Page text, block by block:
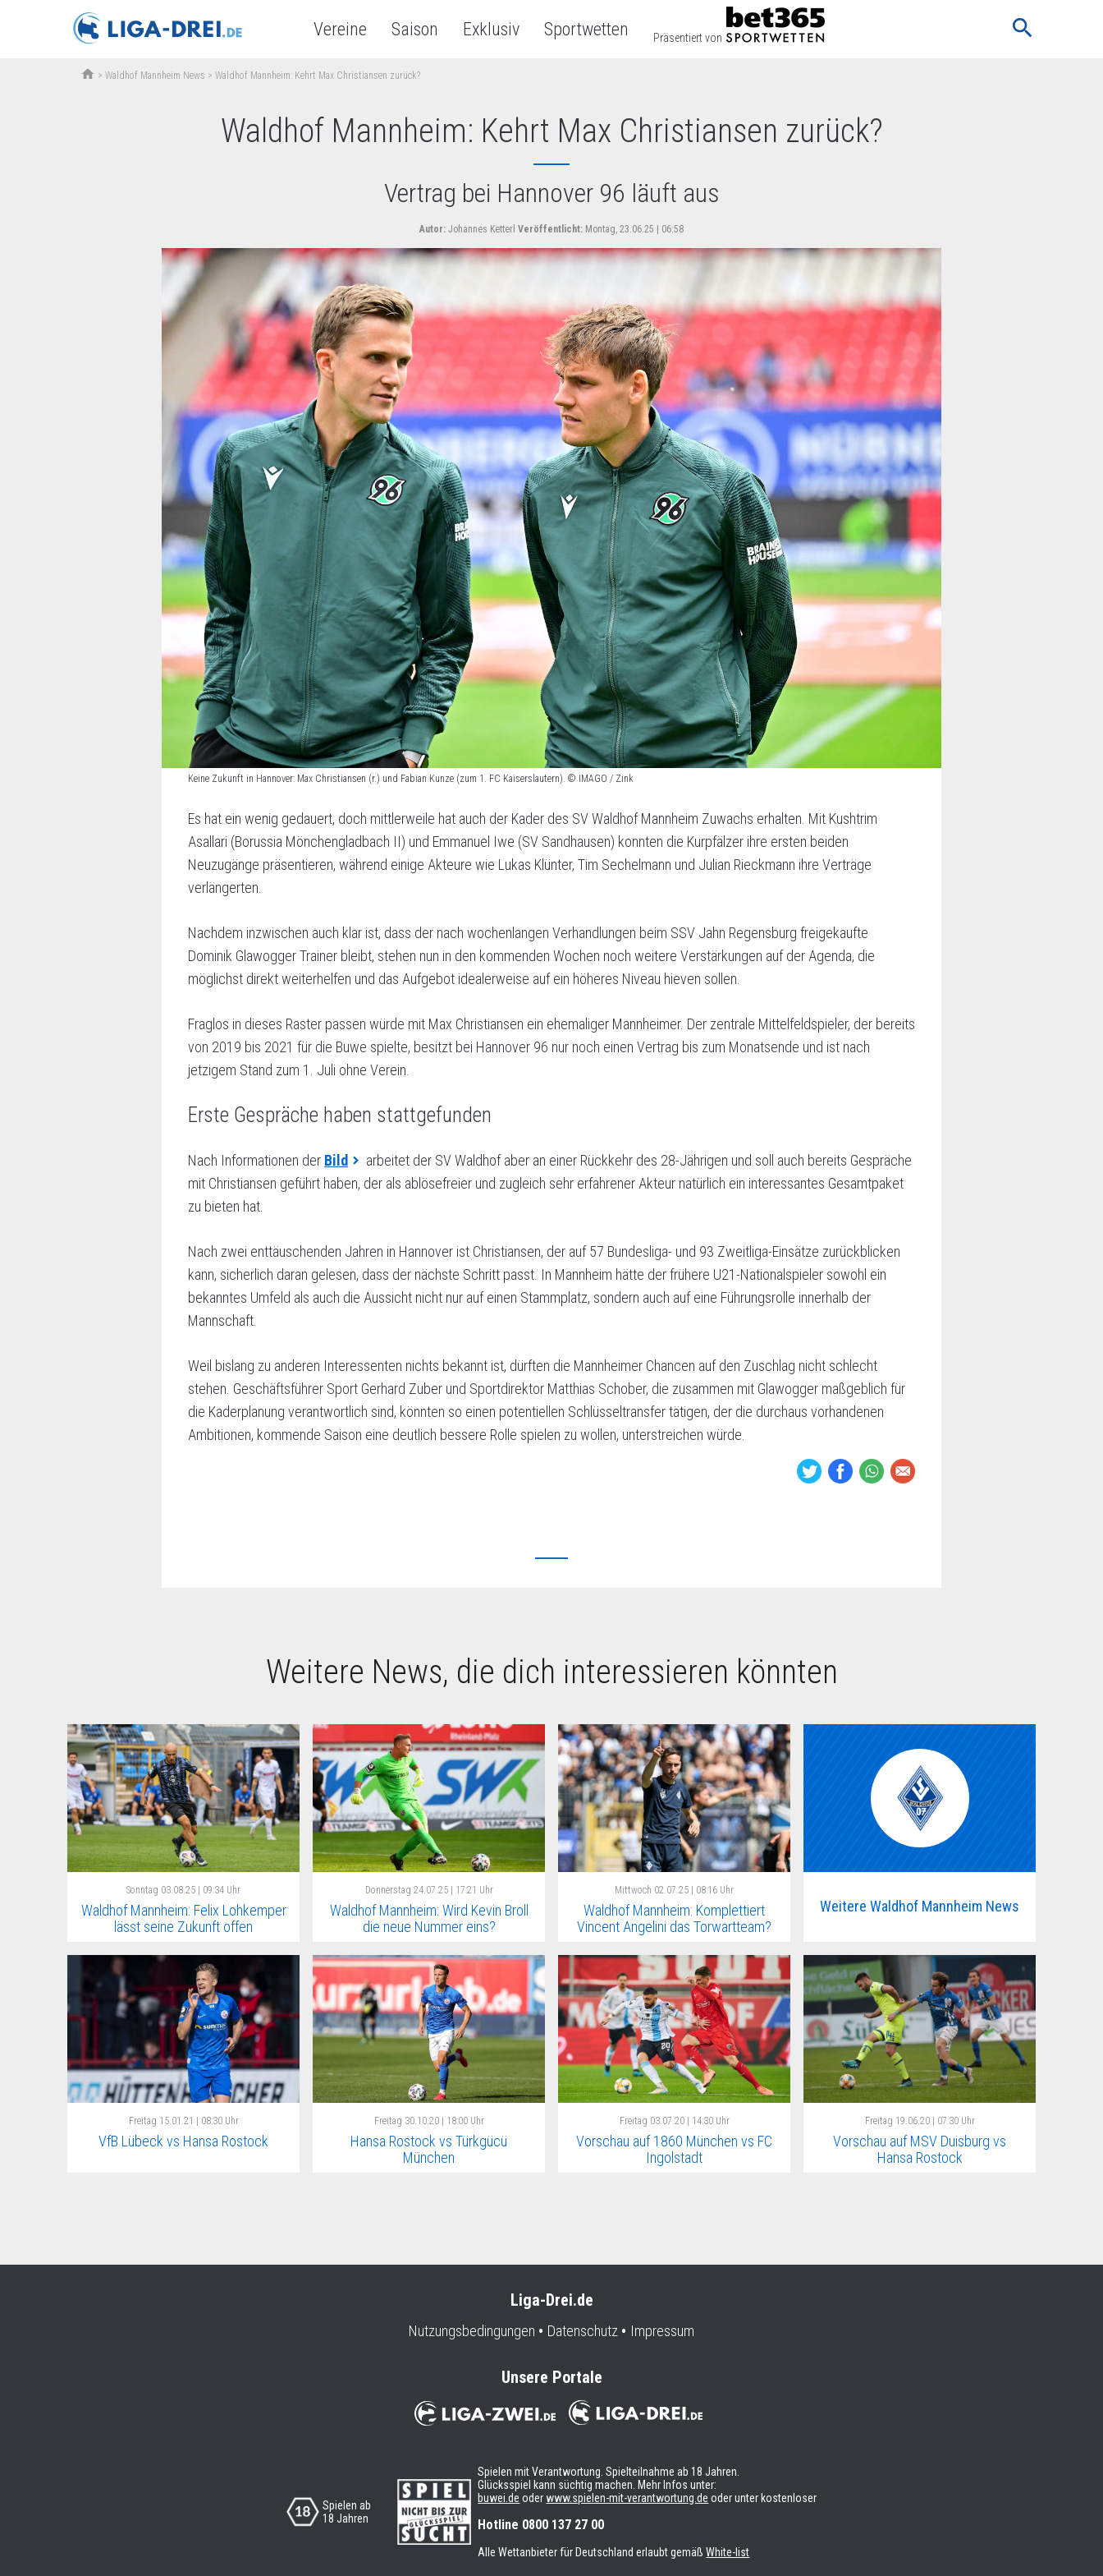
Vereine Saison Exklusiv Sportwetten Präsentiert von search
home > Waldhof Mannheim News > Waldhof Mannheim: Kehrt Max Christiansen zurück?
Waldhof Mannheim: Kehrt Max Christiansen zurück?
Vertrag bei Hannover 96 läuft aus
Autor: Johannes Ketterl Veröffentlicht: Montag, 23.06.25 | 06:58
Keine Zukunft in Hannover: Max Christiansen (r.) und Fabian Kunze (zum 1. FC Kaiserslautern). © IMAGO / Zink
Es hat ein wenig gedauert, doch mittlerweile hat auch der Kader des SV Waldhof Mannheim Zuwachs erhalten. Mit Kushtrim
Asallari (Borussia Mönchengladbach II) und Emmanuel Iwe (SV Sandhausen) konnten die Kurpfälzer ihre ersten beiden
Neuzugänge präsentieren, während einige Akteure wie Lukas Klünter, Tim Sechelmann und Julian Rieckmann ihre Verträge
verlängerten.
Nachdem inzwischen auch klar ist, dass der nach wochenlangen Verhandlungen beim SSV Jahn Regensburg freigekaufte
Dominik Glawogger Trainer bleibt, stehen nun in den kommenden Wochen noch weitere Verstärkungen auf der Agenda, die
möglichst direkt weiterhelfen und das Aufgebot idealerweise auf ein höheres Niveau hieven sollen.
Fraglos in dieses Raster passen würde mit Max Christiansen ein ehemaliger Mannheimer. Der zentrale Mittelfeldspieler, der bereits
von 2019 bis 2021 für die Buwe spielte, besitzt bei Hannover 96 nur noch einen Vertrag bis zum Monatsende und ist nach
jetzigem Stand zum 1. Juli ohne Verein.
Erste Gespräche haben stattgefunden
Nach Informationen der Bild
arbeitet der SV Waldhof aber an einer Rückkehr des 28-Jährigen und soll auch bereits Gespräche
mit Christiansen geführt haben, der als ablösefreier und zugleich sehr erfahrener Akteur natürlich ein interessantes Gesamtpaket
zu bieten hat.
Nach zwei enttäuschenden Jahren in Hannover ist Christiansen, der auf 57 Bundesliga- und 93 Zweitliga-Einsätze zurückblicken
kann, sicherlich daran gelesen, dass der nächste Schritt passt. In Mannheim hätte der frühere U21-Nationalspieler sowohl ein
bekanntes Umfeld als auch die Aussicht nicht nur auf einen Stammplatz, sondern auch auf eine Führungsrolle innerhalb der
Mannschaft.
Weil bislang zu anderen Interessenten nichts bekannt ist, dürften die Mannheimer Chancen auf den Zuschlag nicht schlecht
stehen. Geschäftsführer Sport Gerhard Zuber und Sportdirektor Matthias Schober, die zusammen mit Glawogger maßgeblich für
die Kaderplanung verantwortlich sind, könnten so einen potentiellen Schlüsseltransfer tätigen, der die durchaus vorhandenen
Ambitionen, kommende Saison eine deutlich bessere Rolle spielen zu wollen, unterstreichen würde.
Weitere News, die dich interessieren könnten
Sonntag 03.08.25 | 09:34 Uhr
Waldhof Mannheim: Felix Lohkemper
lässt seine Zukunft offen
Donnerstag 24.07.25 | 17:21 Uhr
Waldhof Mannheim: Wird Kevin Broll
die neue Nummer eins?
Mittwoch 02.07.25 | 08:16 Uhr
Waldhof Mannheim: Komplettiert
Vincent Angelini das Torwartteam?
Weitere Waldhof Mannheim News
Freitag 15.01.21 | 08:30 Uhr
VfB Lübeck vs Hansa Rostock
Freitag 30.10.20 | 18:00 Uhr
Hansa Rostock vs Türkgücü
München
Freitag 03.07.20 | 14:30 Uhr
Vorschau auf 1860 München vs FC
Ingolstadt
Freitag 19.06.20 | 07:30 Uhr
Vorschau auf MSV Duisburg vs
Hansa Rostock
Liga-Drei.de
Nutzungsbedingungen Datenschutz Impressum
Unsere Portale
Spielen ab
18 Jahren
Spielen mit Verantwortung. Spielteilnahme ab 18 Jahren.
Glücksspiel kann süchtig machen. Mehr Infos unter:
buwei.de oderwww.spielen-mit-verantwortung.de oder unter kostenloser
Hotline 0800 137 27 00
Alle Wettanbieter für Deutschland erlaubt gemäßWhite-list